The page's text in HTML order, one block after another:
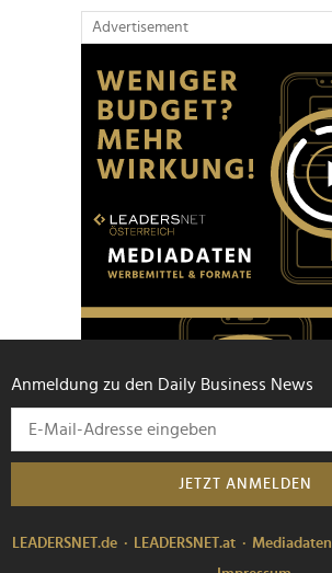
Advertisement
Anmeldung zu den Daily Business News
JETZT ANMELDEN
LEADERSNET.de LEADERSNET.at Mediadaten